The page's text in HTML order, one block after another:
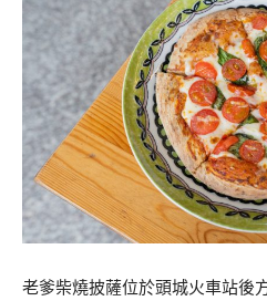
老爹柴燒披薩位於頭城火車站後